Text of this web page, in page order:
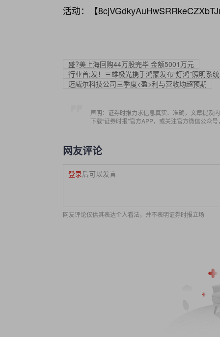
活动：【
盛?美上海回购44万股完毕 金额5001万元
行业首;发！三雄极光携手鸿蒙发布“灯鸿”照明系
迈威尔科技公司三季度<盈>利与营收均超预期
声明：证券时报力求信息真实、准确，文章提及
下载“证券时报”官方APP，或关注官方微信公众
网友评论
登录后可以发言
网友评论仅供其表达个人看法，并不表明证券时报立场